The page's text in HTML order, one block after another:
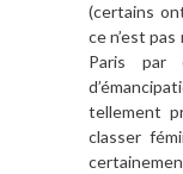
(certains
ce n’est
Paris par
tellement
classer